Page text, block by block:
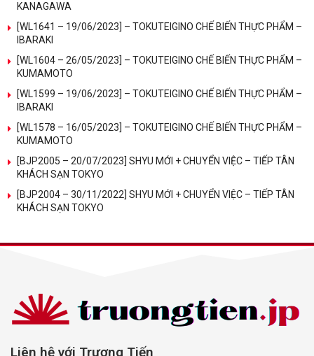
KANAGAWA
[WL1641 – 19/06/2023] – TOKUTEIGINO CHẾ BIẾN THỰC PHẨM –
IBARAKI
[WL1604 – 26/05/2023] – TOKUTEIGINO CHẾ BIẾN THỰC PHẨM –
KUMAMOTO
[WL1599 – 19/06/2023] – TOKUTEIGINO CHẾ BIẾN THỰC PHẨM –
IBARAKI
[WL1578 – 16/05/2023] – TOKUTEIGINO CHẾ BIẾN THỰC PHẨM –
KUMAMOTO
[BJP2005 – 20/07/2023] SHYU MỚI + CHUYỂN VIỆC – TIẾP TÂN
KHÁCH SẠN TOKYO
[BJP2004 – 30/11/2022] SHYU MỚI + CHUYỂN VIỆC – TIẾP TÂN
KHÁCH SẠN TOKYO
Liên hệ với Trương Tiến